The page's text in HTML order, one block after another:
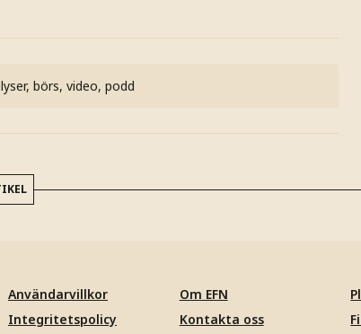
börs, video, podd
Användarvillkor
Integritetspolicy
Om EFN
Kontakta oss